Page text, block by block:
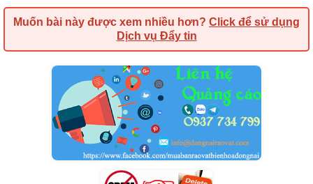
Muốn bài này được xem nhiều hơn? Click để sử dụng
Dịch vụ Đẩy tin